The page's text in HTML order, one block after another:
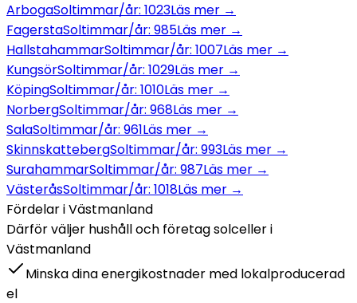
ArbogaSoltimmar/år: 1023Läs mer →
FagerstaSoltimmar/år: 985Läs mer →
HallstahammarSoltimmar/år: 1007Läs mer →
KungsörSoltimmar/år: 1029Läs mer →
KöpingSoltimmar/år: 1010Läs mer →
NorbergSoltimmar/år: 968Läs mer →
SalaSoltimmar/år: 961Läs mer →
SkinnskattebergSoltimmar/år: 993Läs mer →
SurahammarSoltimmar/år: 987Läs mer →
VästeråsSoltimmar/år: 1018Läs mer →
Fördelar iVästmanland
Därför väljer hushåll och företagsolcelleri
Västmanland
Minska dina energikostnader med lokalproducerad
el